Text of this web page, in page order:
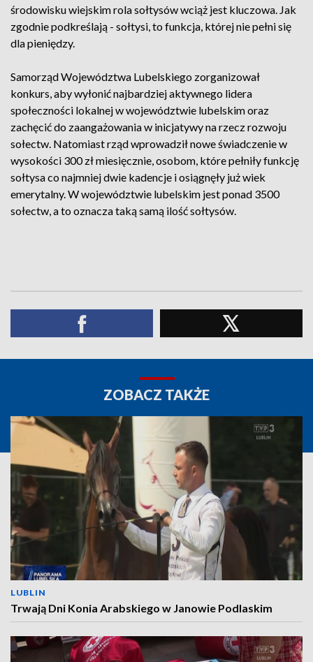
środowisku wiejskim rola sołtysów wciąż jest kluczowa. Jak
zgodnie podkreślają - sołtysi, to funkcja, której nie pełni się
dla pieniędzy.
Samorząd Województwa Lubelskiego zorganizował
konkurs, aby wyłonić najbardziej aktywnego lidera
społeczności lokalnej w województwie lubelskim oraz
zachęcić do zaangażowania w inicjatywy na rzecz rozwoju
sołectw. Natomiast rząd wprowadził nowe świadczenie w
wysokości 300 zł miesięcznie, osobom, które pełniły funkcję
sołtysa co najmniej dwie kadencje i osiągnęły już wiek
emerytalny. W województwie lubelskim jest ponad 3500
sołectw, a to oznacza taką samą ilość sołtysów.
ZOBACZ TAKŻE
LUBLIN
Trwają Dni Konia Arabskiego w Janowie Podlaskim